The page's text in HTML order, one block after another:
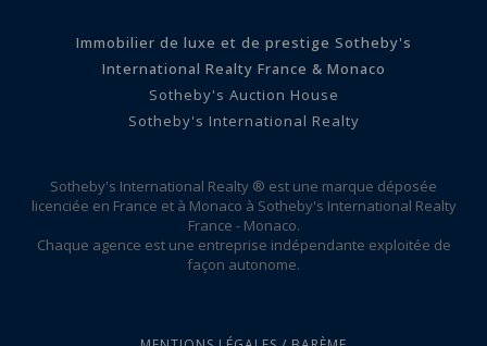
Immobilier de luxe et de prestige Sotheby's
International Realty France & Monaco
Sotheby's Auction House
Sotheby's International Realty
Sotheby's International Realty ® est une marque déposée
licenciée en France et à Monaco à Sotheby's International Realty
France - Monaco.
Chaque agence est une entreprise indépendante exploitée de
façon autonome.